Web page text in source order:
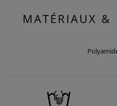
MATÉRIAUX &